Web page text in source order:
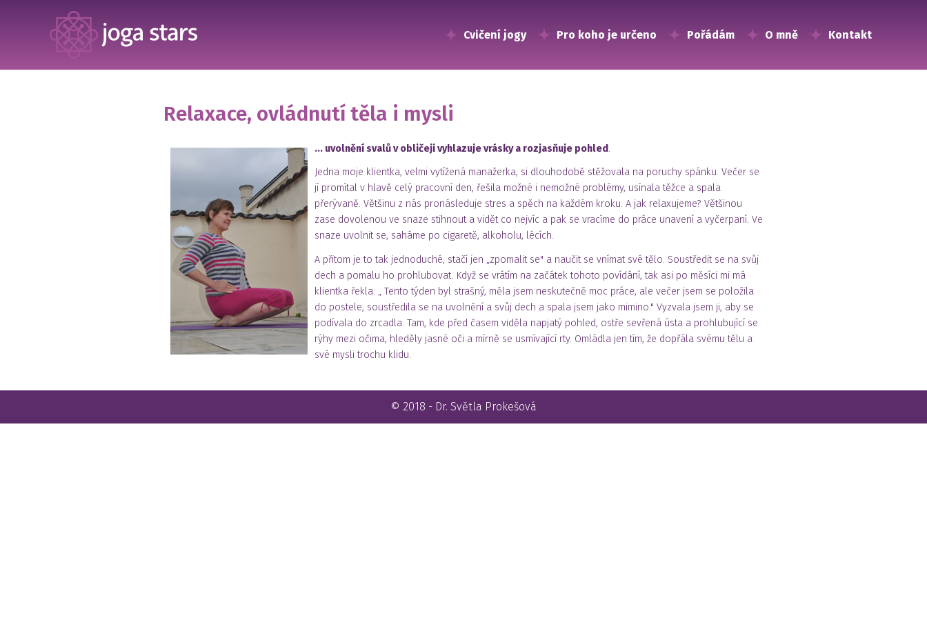
Cvičení jogy Pro koho je určeno Pořádám O mně Kontakt
Relaxace, ovládnutí těla i mysli
... uvolnění svalů v obličeji vyhlazuje vrásky a rozjasňuje pohled.
Jedna moje klientka, velmi vytížená manažerka, si dlouhodobě stěžovala na poruchy spánku. Večer se
jí promítal v hlavě celý pracovní den, řešila možné i nemožné problémy, usínala těžce a spala
přerývaně. Většinu z nás pronásleduje stres a spěch na každém kroku. A jak relaxujeme? Většinou
zase dovolenou ve snaze stihnout a vidět co nejvíc a pak se vracíme do práce unavení a vyčerpaní. Ve
snaze uvolnit se, saháme po cigaretě, alkoholu, lécích.
A přitom je to tak jednoduché, stačí jen „zpomalit se" a naučit se vnímat své tělo. Soustředit se na svůj
dech a pomalu ho prohlubovat. Když se vrátím na začátek tohoto povídání, tak asi po měsíci mi má
klientka řekla: „ Tento týden byl strašný, měla jsem neskutečně moc práce, ale večer jsem se položila
do postele, soustředila se na uvolnění a svůj dech a spala jsem jako mimino." Vyzvala jsem ji, aby se
podívala do zrcadla. Tam, kde před časem viděla napjatý pohled, ostře sevřená ústa a prohlubující se
rýhy mezi očima, hleděly jasné oči a mírně se usmívající rty. Omládla jen tím, že dopřála svému tělu a
své mysli trochu klidu.
© 2018 - Dr. Světla Prokešová